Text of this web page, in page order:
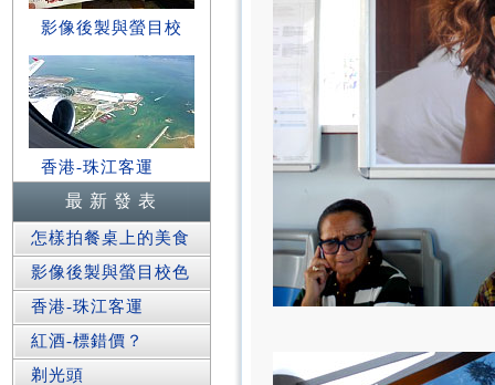
影像後製與螢目校
香港-珠江客運
最 新 發 表
怎樣拍餐桌上的美食
影像後製與螢目校色
香港-珠江客運
紅酒-標錯價？
剃光頭